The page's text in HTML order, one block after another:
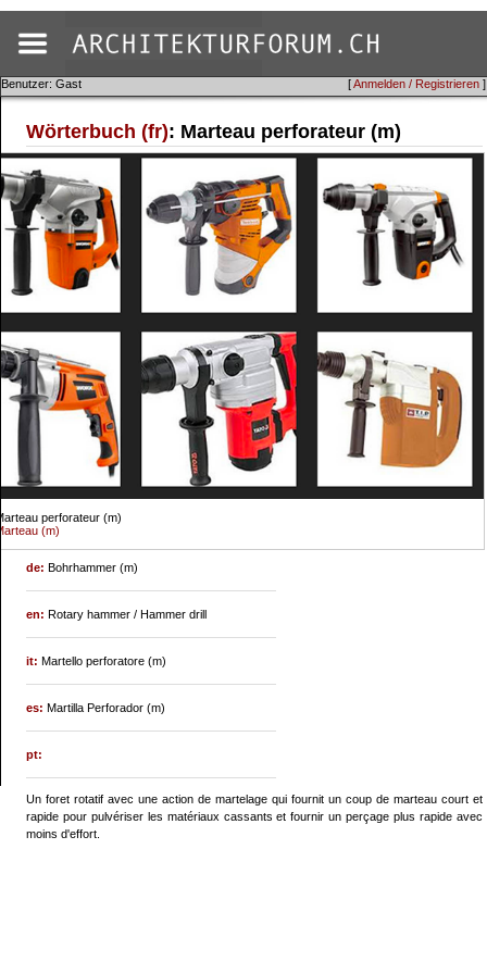
[Anmelden / Registrieren ]
Benutzer: Gast
Wörterbuch (fr): Marteau perforateur (m)
perforateur (m)
(m)
de: Bohrhammer (m)
en: Rotary hammer / Hammer drill
it: Martello perforatore (m)
es: Martilla Perforador (m)
pt:
Un foret rotatif avec une action de martelage qui fournit un coup de marteau court et
rapide pour pulvériser les matériaux cassants et fournir un perçage plus rapide avec
moins d'effort.